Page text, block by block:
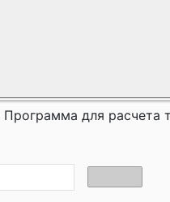
Программа для расчета